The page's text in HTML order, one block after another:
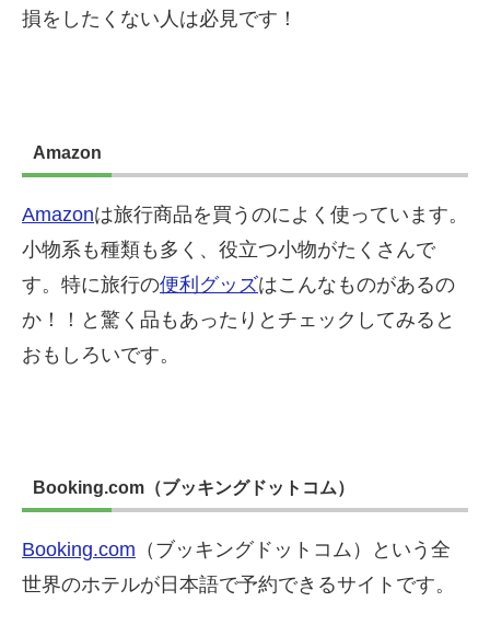
損をしたくない人は必見です！
Amazon
Amazonは旅行商品を買うのによく使っています。
小物系も種類も多く、役立つ小物がたくさんで
す。特に旅行の便利グッズはこんなものがあるの
か！！と驚く品もあったりとチェックしてみると
おもしろいです。
Booking.com（ブッキングドットコム）
Booking.com （ブッキングドットコム）という全
世界のホテルが日本語で予約できるサイトです。